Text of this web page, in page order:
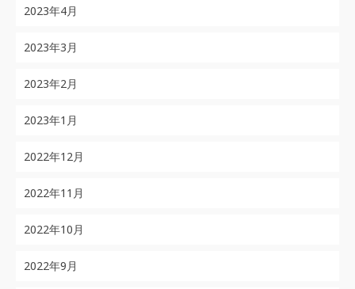
2023年4月
2023年3月
2023年2月
2023年1月
2022年12月
2022年11月
2022年10月
2022年9月